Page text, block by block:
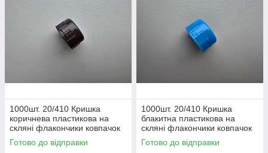
1000шт. 20/410 Кришка
коричнева пластикова на
скляні флакончики ковпачок
закрутка на флакони від 50
до 100 мл
Готово до відправки
1000шт. 20/410 Кришка
блакитна пластикова на
скляні флакончики ковпачок
закрутка на флакони від 50
до 100 мл
Готово до відправки